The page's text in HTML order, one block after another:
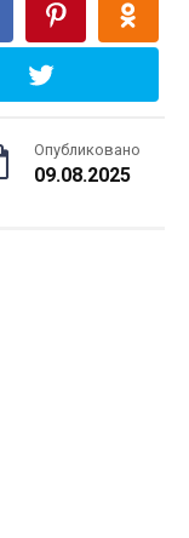
Опубликовано
09.08.2025